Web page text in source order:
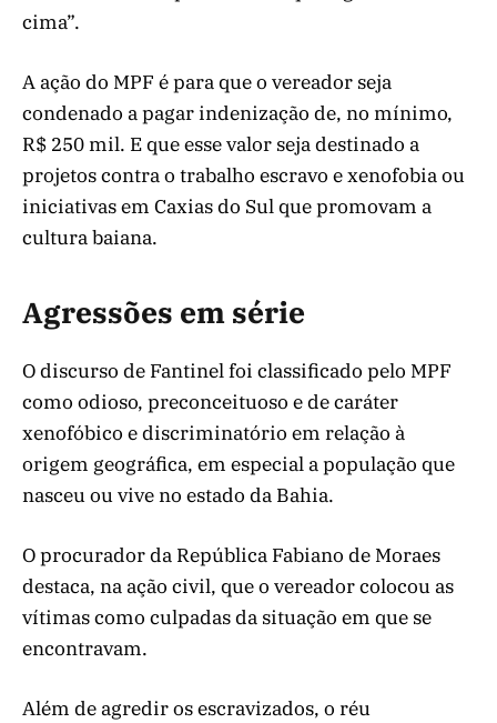
cima”.
A ação do MPF é para que o vereador seja
condenado a pagar indenização de, no mínimo,
R$ 250 mil. E que esse valor seja destinado a
projetos contra o trabalho escravo e xenofobia ou
iniciativas em Caxias do Sul que promovam a
cultura baiana.
Agressões em série
O discurso de Fantinel foi classificado pelo MPF
como odioso, preconceituoso e de caráter
xenofóbico e discriminatório em relação à
origem geográfica, em especial a população que
nasceu ou vive no estado da Bahia.
O procurador da República Fabiano de Moraes
destaca, na ação civil, que o vereador colocou as
vítimas como culpadas da situação em que se
encontravam.
Além de agredir os escravizados, o réu